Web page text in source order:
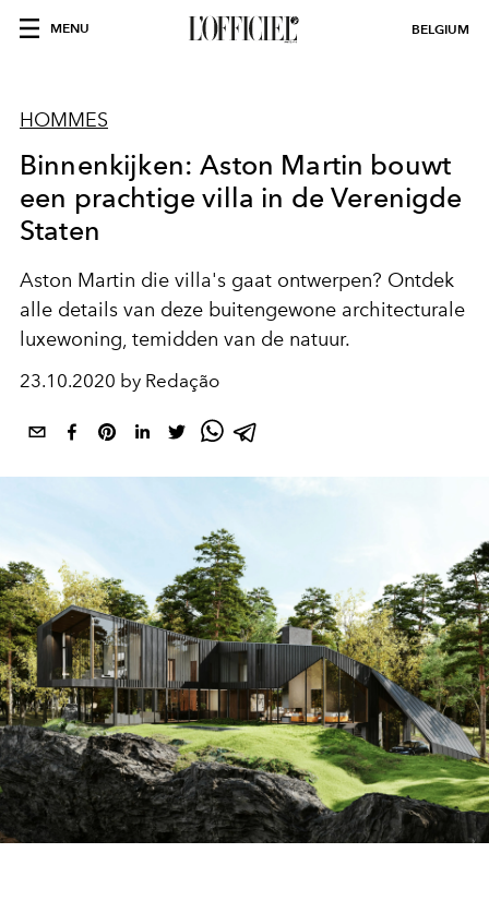
MENU BELGIUM
HOMMES
Binnenkijken: Aston Martin bouwt
een prachtige villa in de Verenigde
Staten
Aston Martin die villa's gaat ontwerpen? Ontdek
alle details van deze buitengewone architecturale
luxewoning, temidden van de natuur.
23.10.2020 by Redação